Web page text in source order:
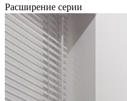
Расширение серии